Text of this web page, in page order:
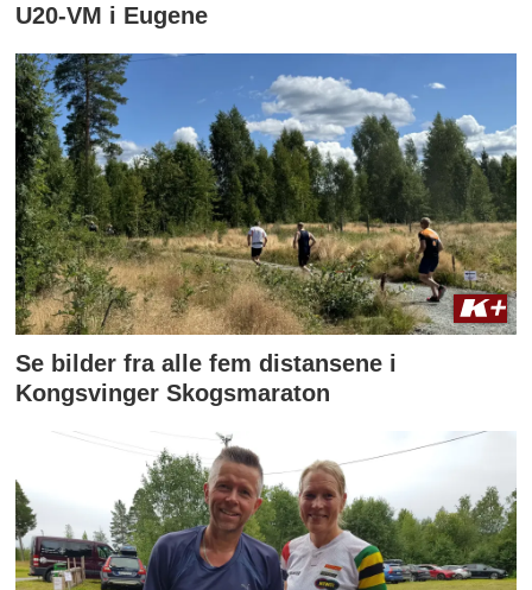
U20-VM i Eugene
Se bilder fra alle fem distansene i
Kongsvinger Skogsmaraton